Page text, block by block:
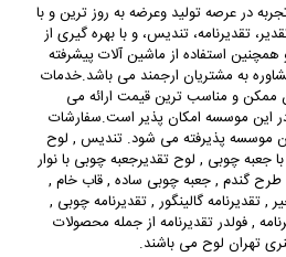
در عرصه تولید وعرضه به روز ترین و با
تقدیرنامه، تندیس، و با بهره گیری از
استفاده از ماشین آلات پیشرفته
به مشتریان ارجمند می باشد.خدمات
ممکن و مناسب ترین قیمت ارائه می
این موسسه امکان پذیر است.سفارشات
موسسه پذیرفته می شود. تندیس , لوح
جعبه چوبی , لوح تقدیرجعبه چوبی با نوار
طرح گندم , جعبه چوبی ساده , قاب خام ,
, تقدیرنامه گالینگور , تقدیرنامه چوبی ,
, فولدر تقدیرنامه از جمله محصولات
تهران لوح می باشند.